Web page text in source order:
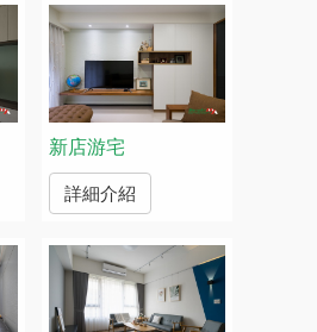
新店游宅
詳細介紹